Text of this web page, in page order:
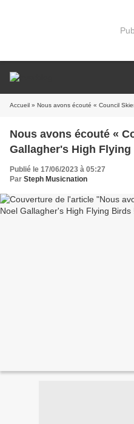
Accueil » Nous avons écouté « Council
Nous avons écouté «
Gallagher's High Flying
Publié le 17/06/2023 à 05:27
Par Steph Musicnation